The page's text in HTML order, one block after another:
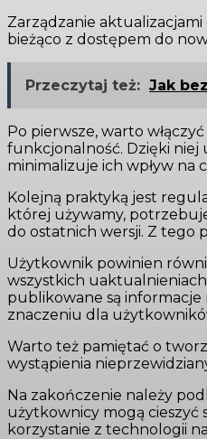
Zarządzanie
bieżąco z dostępem do
Przeczytaj też: Jak
Po pierwsze, warto
funkcjonalność. Dzięki niej
minimalizuje ich wpływ na
Kolejną praktyką jest
której używamy,
do ostatnich wersji. Z tego
Użytkownik powinien
wszystkich
publikowane są informacje
znaczeniu dla
Warto też pamiętać o
wystąpienia
Na zakończenie należy
użytkownicy mogą cieszyć
korzystanie z technologii